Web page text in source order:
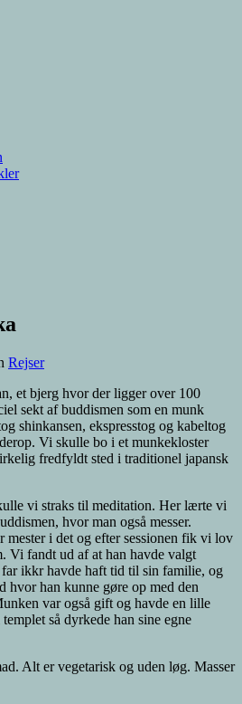
Rejser
et bjerg hvor der ligger over 100
sekt af buddismen som en munk
shinkansen, ekspresstog og kabeltog
Vi skulle bo i et munkekloster
fredfyldt sted i traditionel japansk
vi straks til meditation. Her lærte vi
hvor man også messer.
i det og efter sessionen fik vi lov
Vi fandt ud af at han havde valgt
ikkr havde haft tid til sin familie, og
hvor han kunne gøre op med den
var også gift og havde en lille
så dyrkede han sine egne
Alt er vegetarisk og uden løg. Masser